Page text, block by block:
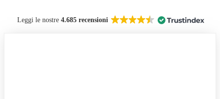
Leggi le nostre 4.685 recensioni